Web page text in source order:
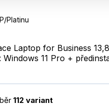
Platinu
Laptop for Business
11 Pro +
112 variant